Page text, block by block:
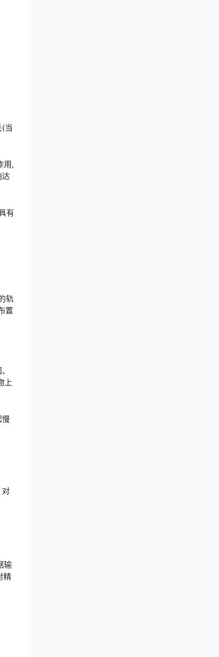
当
用,
有
轨
置
上
对
输
精